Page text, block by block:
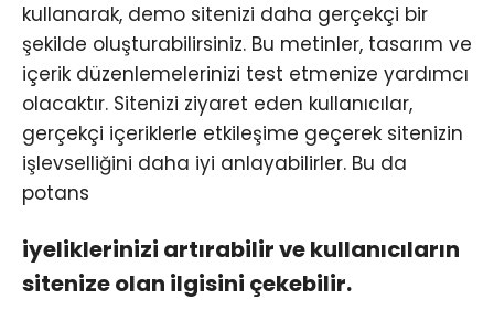
kullanarak, demo sitenizi daha gerçekçi bir
şekilde oluşturabilirsiniz. Bu metinler, tasarım ve
içerik düzenlemelerinizi test etmenize yardımcı
olacaktır. Sitenizi ziyaret eden kullanıcılar,
gerçekçi içeriklerle etkileşime geçerek sitenizin
işlevselliğini daha iyi anlayabilirler. Bu da
potans
iyeliklerinizi artırabilir ve kullanıcıların
sitenize olan ilgisini çekebilir.